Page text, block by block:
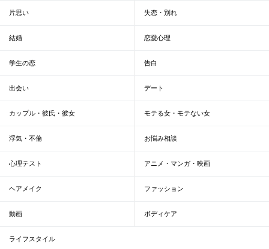
片思い 失恋・別れ
結婚 恋愛心理
学生の恋 告白
出会い デート
カップル・彼氏・彼女 モテる女・モテない女
浮気・不倫 お悩み相談
心理テスト アニメ・マンガ・映画
ヘアメイク ファッション
動画 ボディケア
ライフスタイル